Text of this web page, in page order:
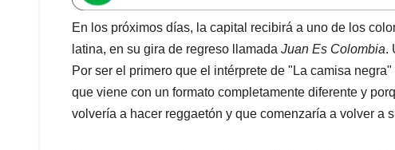
s
A
p
p
b
o
o
k
e
d
I
n
l
a
d
s
En los próximos días, la capital recibirá a uno de los
latina, en su gira de regreso llamada Juan Es Colombia.
Por ser el primero que el intérprete de "La camisa
que viene con un formato completamente diferente y
volvería a hacer reggaetón y que comenzaría a volver a